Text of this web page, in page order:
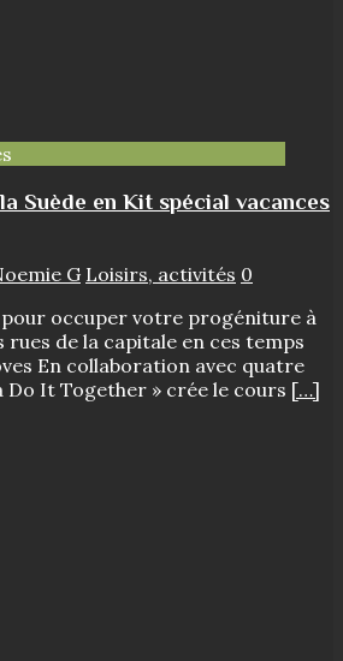
Suède en Kit spécial vacances
G Loisirs, activités 0
pour occuper votre progéniture à
rues de la capitale en ces temps
En collaboration avec quatre
Do It Together » crée le cours […]